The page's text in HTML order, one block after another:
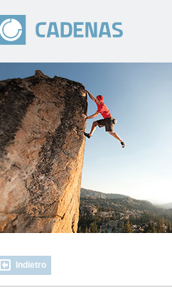
Indietro